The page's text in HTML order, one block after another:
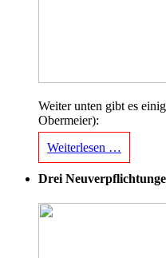
Weiter unten gibt es
Obermeier):
Weiterlesen …
Drei